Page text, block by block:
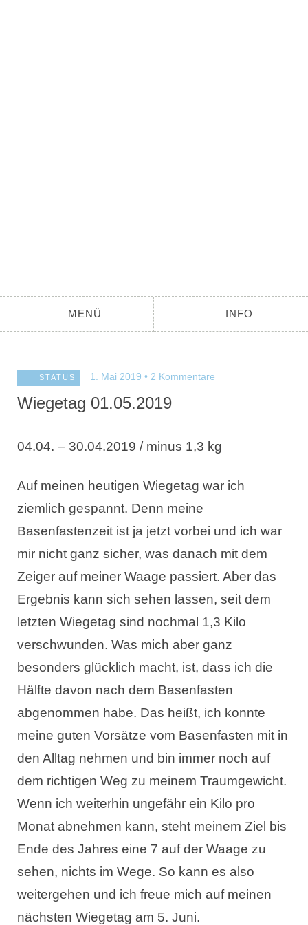
MENÜ INFO
STATUS 1. Mai 2019 2 Kommentare
Wiegetag 01.05.2019
04.04. – 30.04.2019 / minus 1,3 kg
Auf meinen heutigen Wiegetag war ich
ziemlich gespannt. Denn meine
Basenfastenzeit ist ja jetzt vorbei und ich war
mir nicht ganz sicher, was danach mit dem
Zeiger auf meiner Waage passiert. Aber das
Ergebnis kann sich sehen lassen, seit dem
letzten Wiegetag sind nochmal 1,3 Kilo
verschwunden. Was mich aber ganz
besonders glücklich macht, ist, dass ich die
Hälfte davon nach dem Basenfasten
abgenommen habe. Das heißt, ich konnte
meine guten Vorsätze vom Basenfasten mit in
den Alltag nehmen und bin immer noch auf
dem richtigen Weg zu meinem Traumgewicht.
Wenn ich weiterhin ungefähr ein Kilo pro
Monat abnehmen kann, steht meinem Ziel bis
Ende des Jahres eine 7 auf der Waage zu
sehen, nichts im Wege. So kann es also
weitergehen und ich freue mich auf meinen
nächsten Wiegetag am 5. Juni.